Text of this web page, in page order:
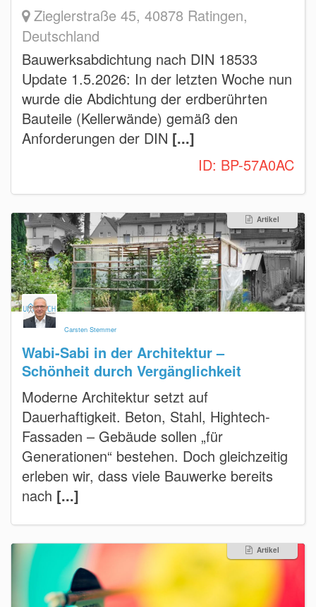
Zieglerstraße 45, 40878 Ratingen,
Deutschland
Bauwerksabdichtung nach DIN 18533
Update 1.5.2026: In der letzten Woche nun
wurde die Abdichtung der erdberührten
Bauteile (Kellerwände) gemäß den
Anforderungen der DIN [...]
ID: BP-57A0AC
Artikel
Carsten Stemmer
Wabi-Sabi in der Architektur –
Schönheit durch Vergänglichkeit
Moderne Architektur setzt auf
Dauerhaftigkeit. Beton, Stahl, Hightech-
Fassaden – Gebäude sollen „für
Generationen“ bestehen. Doch gleichzeitig
erleben wir, dass viele Bauwerke bereits
nach [...]
Artikel